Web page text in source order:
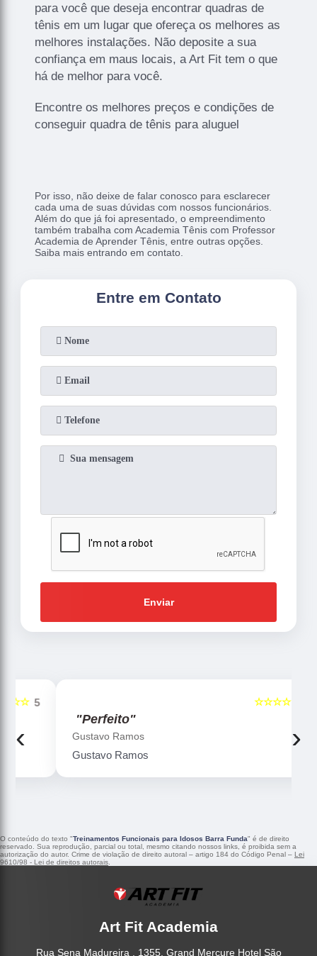
para você que deseja encontrar quadras de
tênis em um lugar que ofereça os melhores as
melhores instalações. Não deposite a sua
confiança em maus locais, a Art Fit tem o que
há de melhor para você.
Encontre os melhores preços e condições de
conseguir quadra de tênis para aluguel
Por isso, não deixe de falar conosco para esclarecer
cada uma de suas dúvidas com nossos funcionários.
Além do que já foi apresentado, o empreendimento
também trabalha com Academia Tênis com Professor
Academia de Aprender Tênis, entre outras opções.
Saiba mais entrando em contato.
Entre em Contato
Enviar
5
☆☆☆☆☆
"Perfeito"
Gustavo Ramos
Gustavo Ramos
‹ ›
O conteúdo do texto "Treinamentos Funcionais para Idosos Barra Funda" é de direito
reservado. Sua reprodução, parcial ou total, mesmo citando nossos links, é proibida sem a
autorização do autor. Crime de violação de direito autoral – artigo 184 do Código Penal – Lei
9610/98 - Lei de direitos autorais
Art Fit Academia
Rua Sena Madureira , 1355, Grand Mercure Hotel São